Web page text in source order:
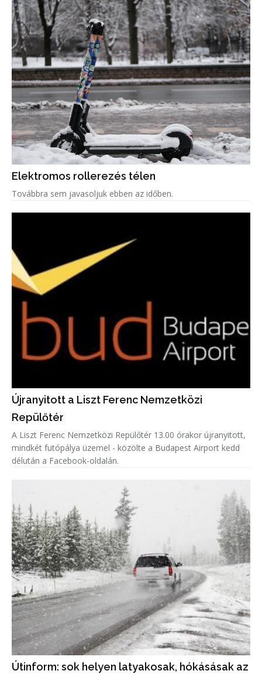
Elektromos rollerezés télen
Továbbra sem javasoljuk ebben az időben.
Újranyitott a Liszt Ferenc Nemzetközi
Repülőtér
A Liszt Ferenc Nemzetközi Repülőtér 13.00 órakor újranyitott,
mindkét futópálya üzemel - közölte a Budapest Airport kedd
délután a Facebook-oldalán.
Útinform: sok helyen latyakosak, hókásásak az